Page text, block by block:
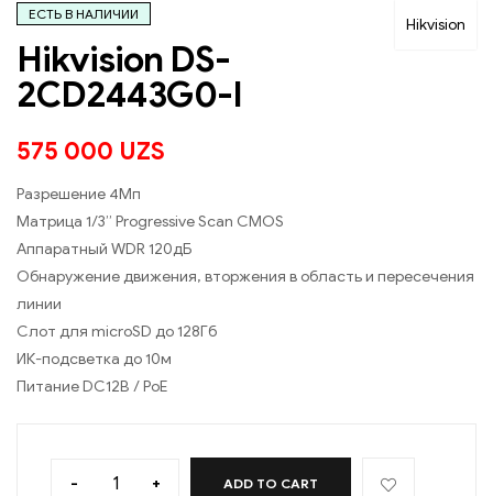
Hikvision
ЕСТЬ В НАЛИЧИИ
Hikvision DS-
2CD2443G0-I
575 000 UZS
Разрешение 4Мп
Матрица 1/3’’ Progressive Scan CMOS
Аппаратный WDR 120дБ
Обнаружение движения, вторжения в область и пересечения
линии
Слот для microSD до 128Гб
ИК-подсветка до 10м
Питание DC12В / PoE
- + ADD TO CART